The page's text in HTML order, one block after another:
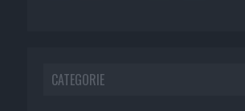
CATEGORIE